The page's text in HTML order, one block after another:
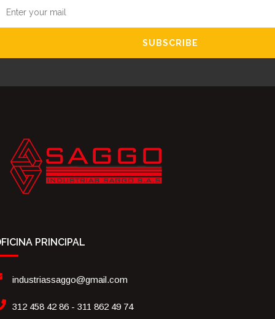
SUBSCRIBE
PRINCIPAL
industriassaggo@gmail.com
312 458 42 86 - 311 862 49 74